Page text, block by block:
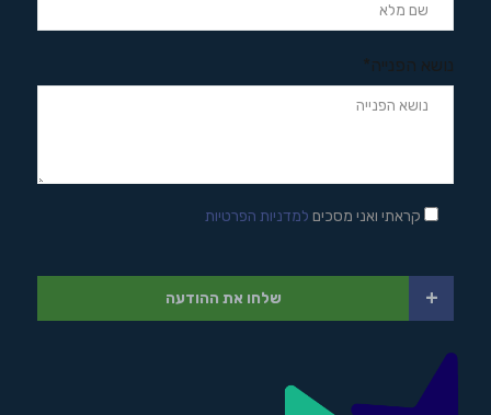
נושא הפנייה*
קראתי ואני מסכים למדניות הפרטיות
שלחו את ההודעה +